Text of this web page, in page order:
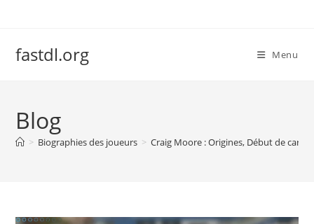
fastdl.org Menu
Blog
> Biographies des joueurs > Craig Moore : Origines, Début de